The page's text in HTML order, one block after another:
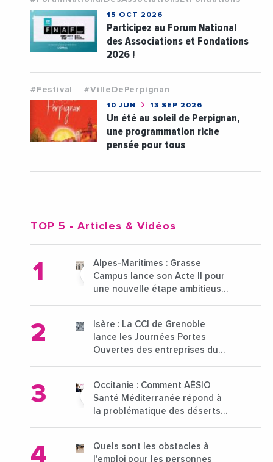
15 OCT 2026
Participez au Forum National
des Associations et Fondations
2026 !
#Festival #VilleDePerpignan
10 JUN 13 SEP 2026
Un été au soleil de Perpignan,
une programmation riche
pensée pour tous
TOP 5 - Articles & Vidéos
Alpes-Maritimes : Grasse
Campus lance son Acte II pour
une nouvelle étape ambitieuse
Isère : La CCI de Grenoble
lance les Journées Portes
Ouvertes des entreprises du
Occitanie : Comment AÉSIO
Santé Méditerranée répond à
la problématique des déserts
Quels sont les obstacles à
l’emploi pour les personnes